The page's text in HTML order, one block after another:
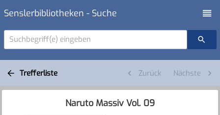
Senslerbibliotheken - Suche
Suchbegriff(e) eingeben
Trefferliste Zurück Nächste
Naruto Massiv Vol. 09